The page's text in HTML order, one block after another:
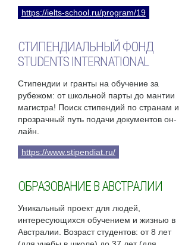
https://ielts-school.ru/program/19
СТИПЕНДИАЛЬНЫЙ ФОНД
STUDENTS INTERNATIONAL
Стипендии и гранты на обучение за
рубежом: от школьной парты до мантии
магистра! Поиск стипендий по странам и
прозрачный путь подачи документов он-
лайн.
https://www.stipendiat.ru/
ОБРАЗОВАНИЕ В АВСТРАЛИИ
Уникальный проект для людей,
интересующихся обучением и жизнью в
Австралии. Возраст студентов: от 8 лет